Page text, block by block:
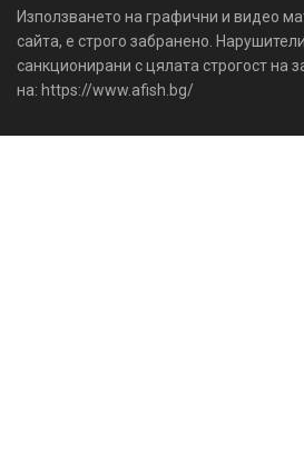
Използването на графични и видео
сайта, е строго забранено.
санкционирани с цялата строгост на
на: https://www.afish.bg/